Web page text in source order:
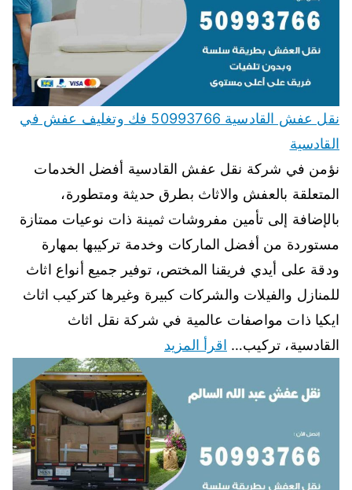
نقل عفش القادسية 50993766 فك وتغليف عفش في
القادسية
نؤمن في شركة نقل عفش القادسية أفضل الخدمات
المتعلقة بالعفش والاثاث بطرق حديثة ومتطورة،
بالإضافة إلى تأمين مفروشات ثمينة ذات نوعيات ممتازة
مستوردة من أفضل الماركات وخدمة تركيبها بمهارة
ودقة على أيدي فريقنا المختص، توفير جميع أنواع اثاث
للمنازل والفيلات والشركات كبيرة وغيرها كتركيب اثاث
ايكيا ذات مواصفات عالمية في شركة نقل اثاث
القادسية، تركيب… اقرأ المزيد